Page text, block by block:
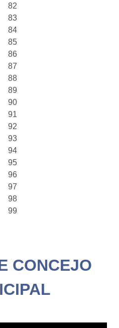
82
83
84
85
86
87
88
89
90
91
92
93
94
95
96
97
98
99
CONCEJO